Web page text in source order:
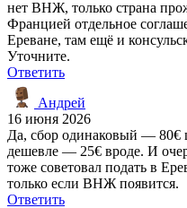
нет ВНЖ, только страна
Францией отдельное
Ереване, там ещё и
Уточните.
Ответить
Андрей
16 июня 2026
Да, сбор одинаковый — 80€
дешевле — 25€ вроде. И
тоже советовал подать в
только если ВНЖ появится.
Ответить